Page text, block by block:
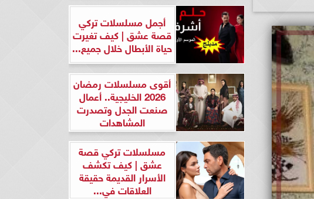
أجمل مسلسلات تركي
قصة عشق | كيف تغيرت
حياة الأبطال خلال جميع...
أقوى مسلسلات رمضان
2026 الخليجية.. أعمال
صنعت الجدل وتصدرت
المشاهدات
مسلسلات تركي قصة
عشق | كيف تكشف
الأسرار القديمة حقيقة
العلاقات في...